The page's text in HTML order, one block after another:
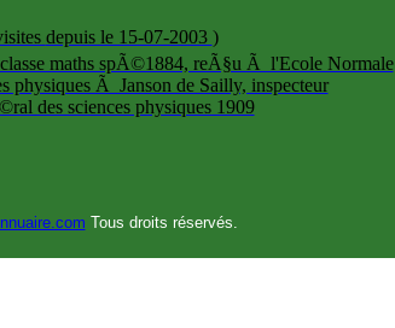
depuis le 15-07-2003 )
maths spÃ©1884, reÃ§u Ã l'Ecole Normale
physiques Ã Janson de Sailly, inspecteur
des sciences physiques 1909
Tous droits réservés.